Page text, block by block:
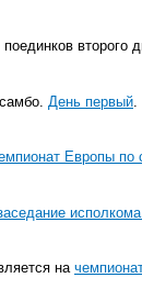
второго
День первый
Европы по
на